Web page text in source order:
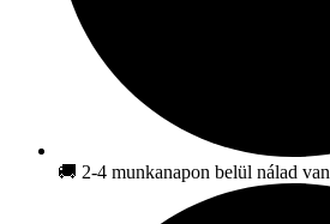
🚚 2-4 munkanapon belül nálad van